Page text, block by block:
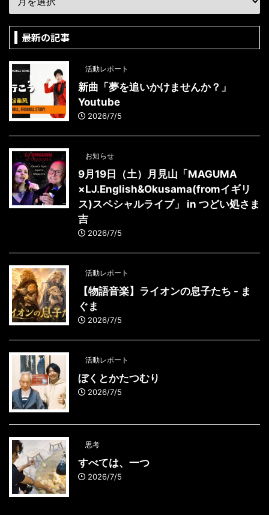
最新の記事
活動レポート
新曲「夢を追いかけませんか？」
Youtube
2026/7/5
お知らせ
9月19日（土）月見山「MAGUMA
×LJ.English&Okusama(fromイギリ
ス)スペシャルライブ」 in つどい処さま
吉
2026/7/5
活動レポート
【物語音楽】ライオンの息子たち - ま
ぐま
2026/7/5
活動レポート
ぼくとかたつむり
2026/7/5
思考
すべては、一つ
2026/7/5